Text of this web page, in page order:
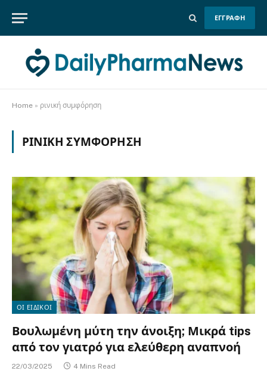
ΕΓΓΡΑΦΗ
Home » ρινική συμφόρηση
ΡΙΝΙΚΉ ΣΥΜΦΌΡΗΣΗ
ΟΙ ΕΙΔΙΚΟΙ
Βουλωμένη μύτη την άνοιξη; Μικρά tips
από τον γιατρό για ελεύθερη αναπνοή
22/03/2025 4 Mins Read